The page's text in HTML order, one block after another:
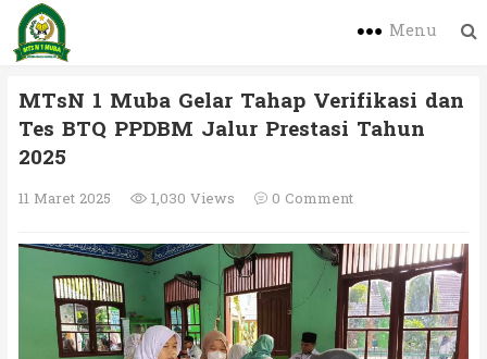
Menu
MTsN 1 Muba Gelar Tahap Verifikasi dan
Tes BTQ PPDBM Jalur Prestasi Tahun
2025
11 Maret 2025 1,030 Views 0 Comment